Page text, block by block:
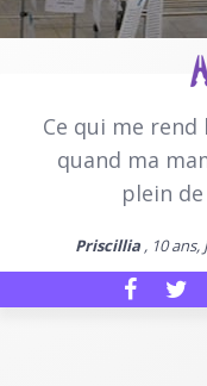
Ce qui me rend
quand ma
plein
Priscillia , 10